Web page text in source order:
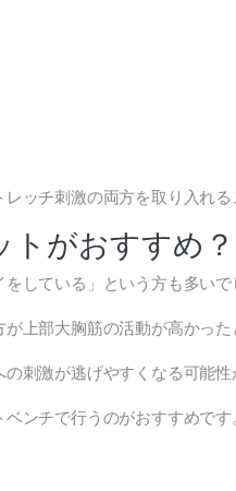
ッチ刺激の両方を取り入れる
がおすすめ？
している」という方も多いで
上部大胸筋の活動が高かった
刺激が逃げやすくなる可能性
ンチで行うのがおすすめです。